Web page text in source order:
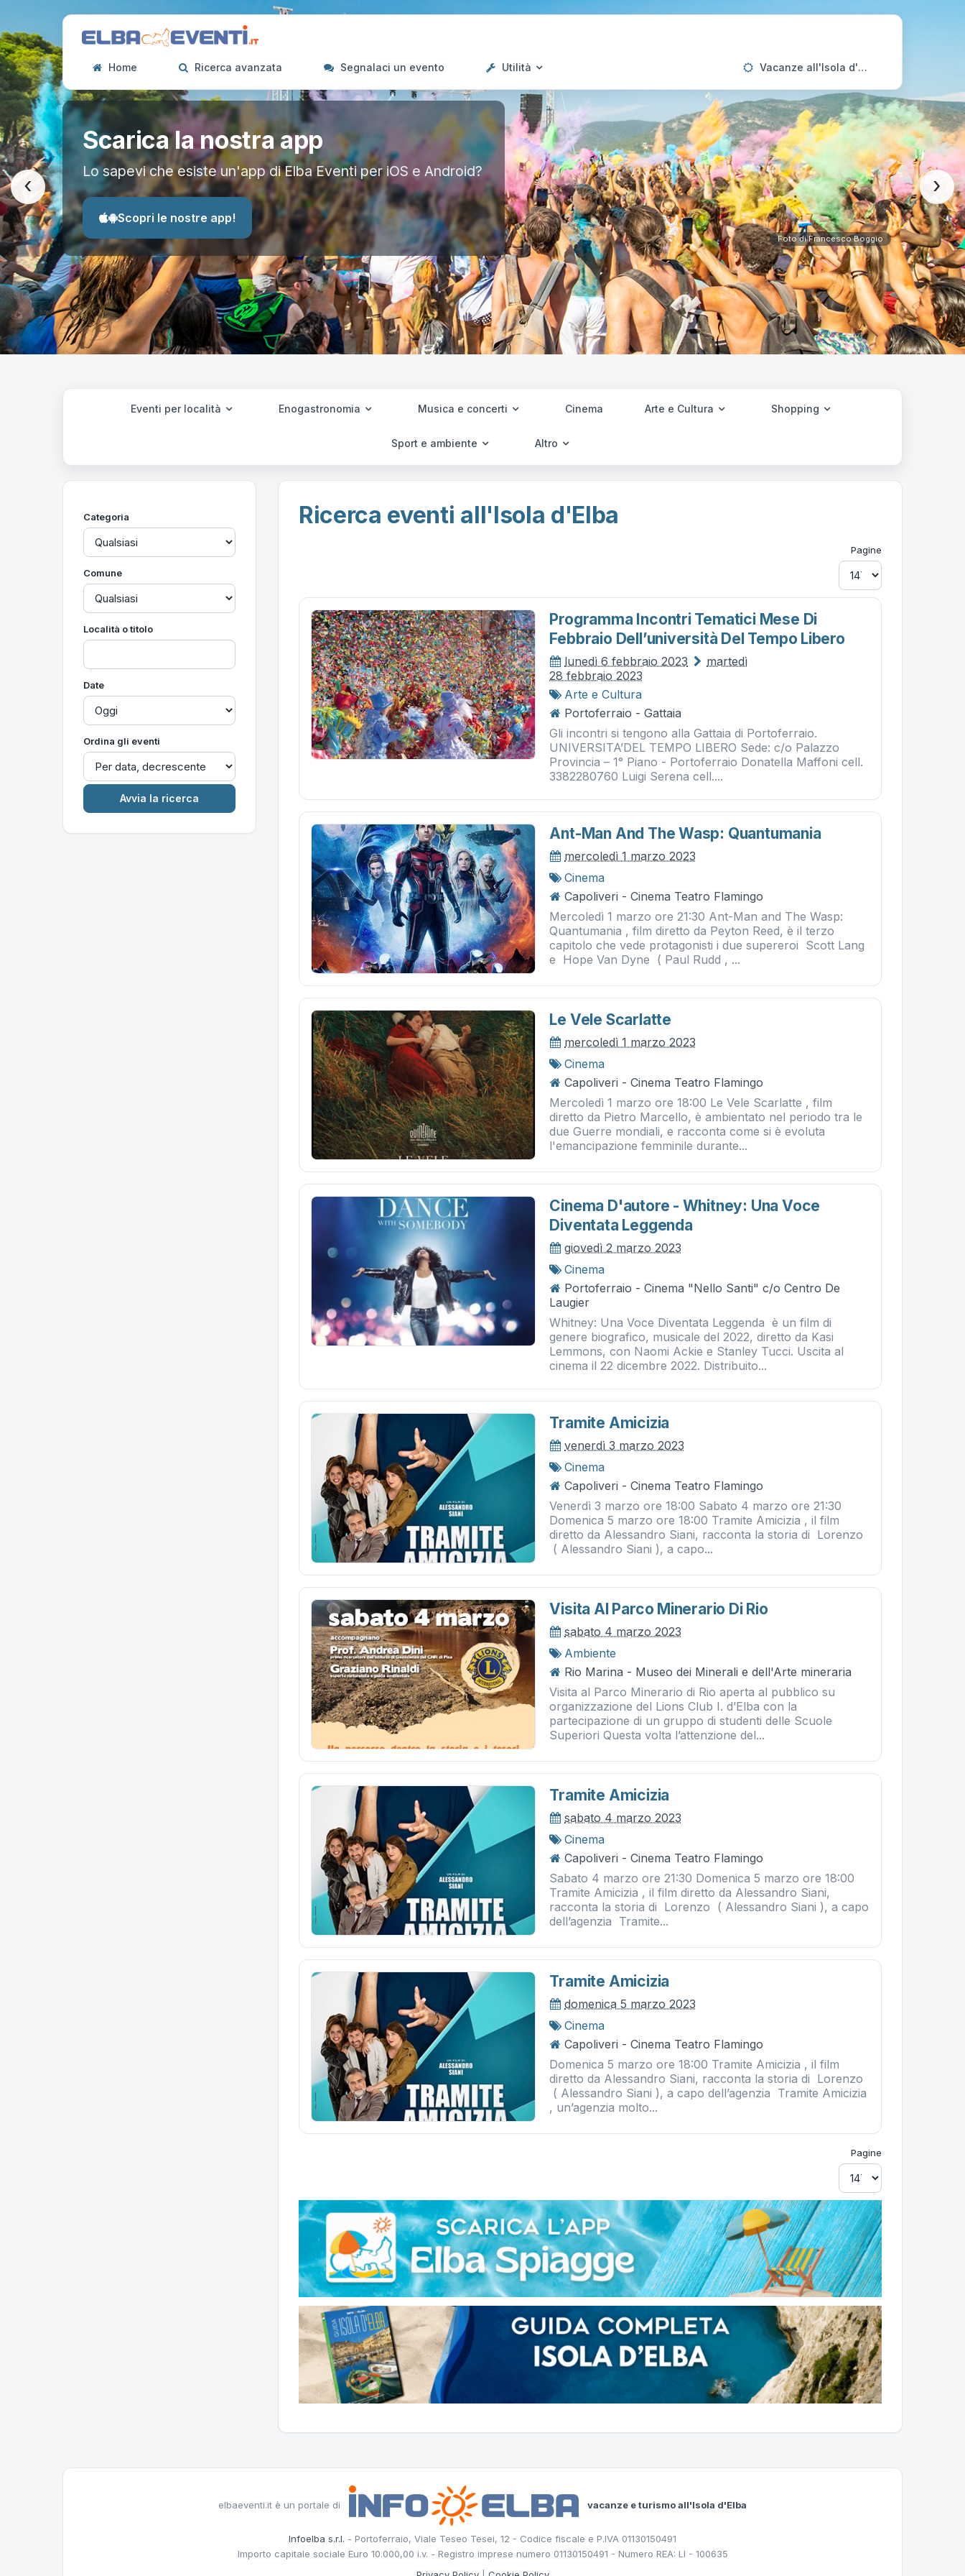
Home Ricerca avanzata Segnalaci un evento Utilità Vacanze all'Isola d'Elba
Scarica la nostra app
Lo sapevi che esiste un'app di Elba Eventi per iOS e Android?
Scopri le nostre app!
Foto di Francesco Boggio
‹ ›
Eventi per località Enogastronomia Musica e concerti Cinema Arte e Cultura Shopping
Sport e ambiente Altro
Categoria
Comune
Località o titolo
Date
Ordina gli eventi
Ricerca eventi all'Isola d'Elba
Pagine
Programma Incontri Tematici Mese Di
Febbraio Dell’università Del Tempo Libero
lunedì 6 febbraio 2023
martedì
28 febbraio 2023
Arte e Cultura
Portoferraio - Gattaia
Gli incontri si tengono alla Gattaia di Portoferraio.
UNIVERSITA’DEL TEMPO LIBERO Sede: c/o Palazzo
Provincia – 1° Piano - Portoferraio Donatella Maffoni cell.
3382280760 Luigi Serena cell....
Ant-Man And The Wasp: Quantumania
mercoledì 1 marzo 2023
Cinema
Capoliveri - Cinema Teatro Flamingo
Mercoledì 1 marzo ore 21:30 Ant-Man and The Wasp:
Quantumania , film diretto da Peyton Reed, è il terzo
capitolo che vede protagonisti i due supereroi Scott Lang
e Hope Van Dyne ( Paul Rudd , ...
Le Vele Scarlatte
mercoledì 1 marzo 2023
Cinema
Capoliveri - Cinema Teatro Flamingo
Mercoledì 1 marzo ore 18:00 Le Vele Scarlatte , film
diretto da Pietro Marcello, è ambientato nel periodo tra le
due Guerre mondiali, e racconta come si è evoluta
l'emancipazione femminile durante...
Cinema D'autore - Whitney: Una Voce
Diventata Leggenda
giovedì 2 marzo 2023
Cinema
Portoferraio - Cinema "Nello Santi" c/o Centro De
Laugier
Whitney: Una Voce Diventata Leggenda è un film di
genere biografico, musicale del 2022, diretto da Kasi
Lemmons, con Naomi Ackie e Stanley Tucci. Uscita al
cinema il 22 dicembre 2022. Distribuito...
Tramite Amicizia
venerdì 3 marzo 2023
Cinema
Capoliveri - Cinema Teatro Flamingo
Venerdì 3 marzo ore 18:00 Sabato 4 marzo ore 21:30
Domenica 5 marzo ore 18:00 Tramite Amicizia , il film
diretto da Alessandro Siani, racconta la storia di Lorenzo
( Alessandro Siani ), a capo...
Visita Al Parco Minerario Di Rio
sabato 4 marzo 2023
Ambiente
Rio Marina - Museo dei Minerali e dell'Arte mineraria
Visita al Parco Minerario di Rio aperta al pubblico su
organizzazione del Lions Club I. d’Elba con la
partecipazione di un gruppo di studenti delle Scuole
Superiori Questa volta l’attenzione del...
Tramite Amicizia
sabato 4 marzo 2023
Cinema
Capoliveri - Cinema Teatro Flamingo
Sabato 4 marzo ore 21:30 Domenica 5 marzo ore 18:00
Tramite Amicizia , il film diretto da Alessandro Siani,
racconta la storia di Lorenzo ( Alessandro Siani ), a capo
dell’agenzia Tramite...
Tramite Amicizia
domenica 5 marzo 2023
Cinema
Capoliveri - Cinema Teatro Flamingo
Domenica 5 marzo ore 18:00 Tramite Amicizia , il film
diretto da Alessandro Siani, racconta la storia di Lorenzo
( Alessandro Siani ), a capo dell’agenzia Tramite Amicizia
, un’agenzia molto...
Pagine
elbaeventi.it è un portale di vacanze e turismo all'Isola d'Elba
Infoelba s.r.l. - Portoferraio, Viale Teseo Tesei, 12 - Codice fiscale e P.IVA 01130150491
Importo capitale sociale Euro 10.000,00 i.v. - Registro imprese numero 01130150491 - Numero REA: LI - 100635